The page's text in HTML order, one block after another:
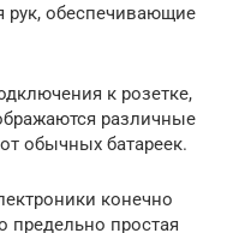
рук, обеспечивающие
к розетке,
различные
обычных батареек.
конечно
предельно простая